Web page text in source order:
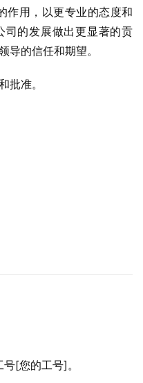
作用，以更专业的态度和
司的发展做出更显著的贡
导的信任和期望。
批准。
[您的工号]。